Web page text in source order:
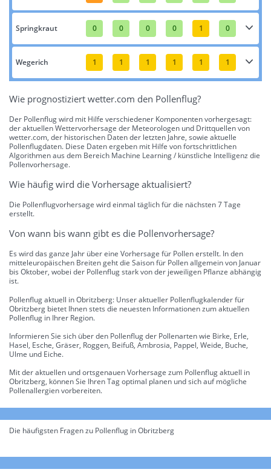
Springkraut 0 0 0 0 1 0
Wegerich 1 1 1 1 1 1
Wie prognostiziert wetter.com den Pollenflug?
Der Pollenflug wird mit Hilfe verschiedener Komponenten vorhergesagt:
der aktuellen Wettervorhersage der Meteorologen und Drittquellen von
wetter.com, der historischen Daten der letzten Jahre, sowie aktuelle
Pollenflugdaten. Diese Daten ergeben mit Hilfe von fortschrittlichen
Algorithmen aus dem Bereich Machine Learning / künstliche Intelligenz die
Pollenvorhersage.
Wie häufig wird die Vorhersage aktualisiert?
Die Pollenflugvorhersage wird einmal täglich für die nächsten 7 Tage
erstellt.
Von wann bis wann gibt es die Pollenvorhersage?
Es wird das ganze Jahr über eine Vorhersage für Pollen erstellt. In den
mitteleuropäischen Breiten geht die Saison für Pollen allgemein von Januar
bis Oktober, wobei der Pollenflug stark von der jeweiligen Pflanze abhängig
ist.
Pollenflug aktuell in Obritzberg: Unser aktueller Pollenflugkalender für
Obritzberg bietet Ihnen stets die neuesten Informationen zum aktuellen
Pollenflug in Ihrer Region.
Informieren Sie sich über den Pollenflug der Pollenarten wie Birke, Erle,
Hasel, Esche, Gräser, Roggen, Beifuß, Ambrosia, Pappel, Weide, Buche,
Ulme und Eiche.
Mit der aktuellen und ortsgenauen Vorhersage zum Pollenflug aktuell in
Obritzberg, können Sie Ihren Tag optimal planen und sich auf mögliche
Pollenallergien vorbereiten.
Die häufigsten Fragen zu Pollenflug in Obritzberg